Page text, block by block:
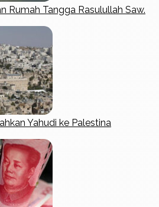
Rumah Tangga Rasulullah Saw.
Yahudi ke Palestina